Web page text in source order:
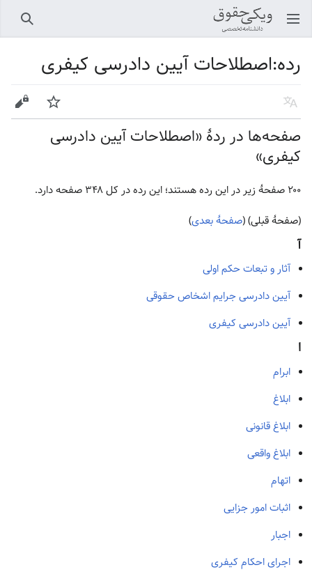
باز کردن منو اصلی جستجو
رده:اصطلاحات آیین دادرسی کیفری
زبان پیگیری ویرایش
صفحه‌ها در ردهٔ «اصطلاحات آیین دادرسی
کیفری»
۲۰۰ صفحۀ زیر در این رده هستند؛ این رده در کل ۳۴۸ صفحه دارد.
(صفحهٔ قبلی) (صفحهٔ بعدی)
آ
آثار و تبعات حکم اولی
آیین دادرسی جرایم اشخاص حقوقی
آیین دادرسی کیفری
ا
ابرام
ابلاغ
ابلاغ قانونی
ابلاغ واقعی
اتهام
اثبات امور جزایی
اجبار
اجرای احکام کیفری